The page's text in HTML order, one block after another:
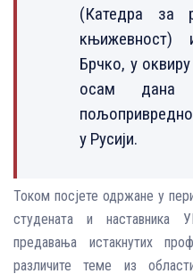
(Катедра за
књижевност)
Брчко, у
осам дана
у Русији.
Током посјете одржане у
студената и наставника
предавања истакнутих
различите теме из